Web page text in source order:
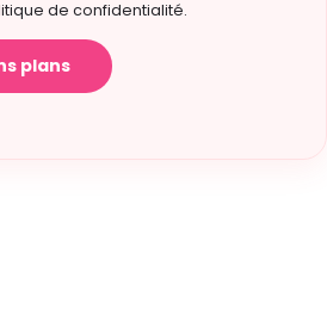
de confidentialité.